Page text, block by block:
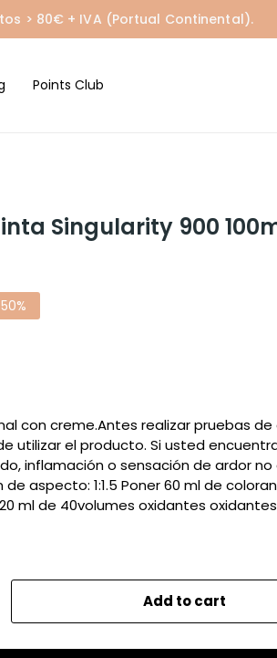
> 80€ + IVA (Portual Continental).
Points Club
Singularity 900
con creme.Antes realizar pruebas
utilizar el producto. Si usted
inflamación o sensación de ardor
de aspecto: 1:1.5 Poner 60 ml de
ml de 40volumes oxidantes
Add to cart